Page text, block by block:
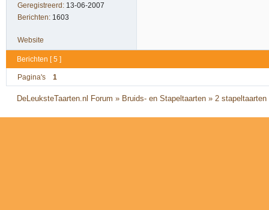
Geregistreerd: 13-06-2007
Berichten: 1603
Website
Berichten [ 5 ]
Pagina's 1
DeLeuksteTaarten.nl Forum » Bruids- en Stapeltaarten » 2